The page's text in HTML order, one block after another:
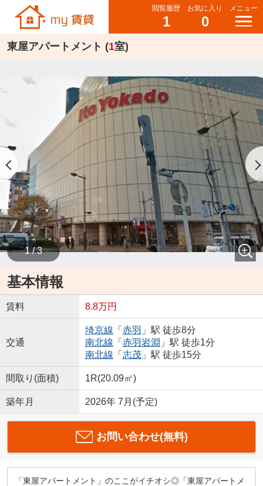
閲覧履歴
1
お気に入り
0
メニュー
東屋アパートメント (1室)
1 / 3
基本情報
賃料 8.8万円
交通
埼京線 「 赤羽 」駅 徒歩8分
南北線 「 赤羽岩淵 」駅 徒歩1分
南北線 「 志茂」駅 徒歩15分
間取り(面積) 1R(20.09㎡)
築年月 2026年 7月(予定)
お問い合わせ(無料)
「東屋アパートメント」のここがイチオシ◎「東屋アパートメ